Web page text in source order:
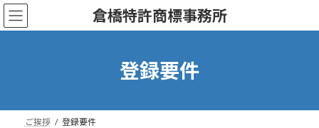
コ
ン
ナ
ビ
倉橋特許商標事務所
登録要件
ご挨拶 登録要件